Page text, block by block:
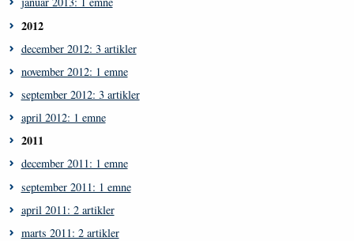
2012
december 2012: 3 artikler
november 2012: 1 emne
september 2012: 3 artikler
april 2012: 1 emne
2011
december 2011: 1 emne
september 2011: 1 emne
april 2011: 2 artikler
marts 2011: 2 artikler